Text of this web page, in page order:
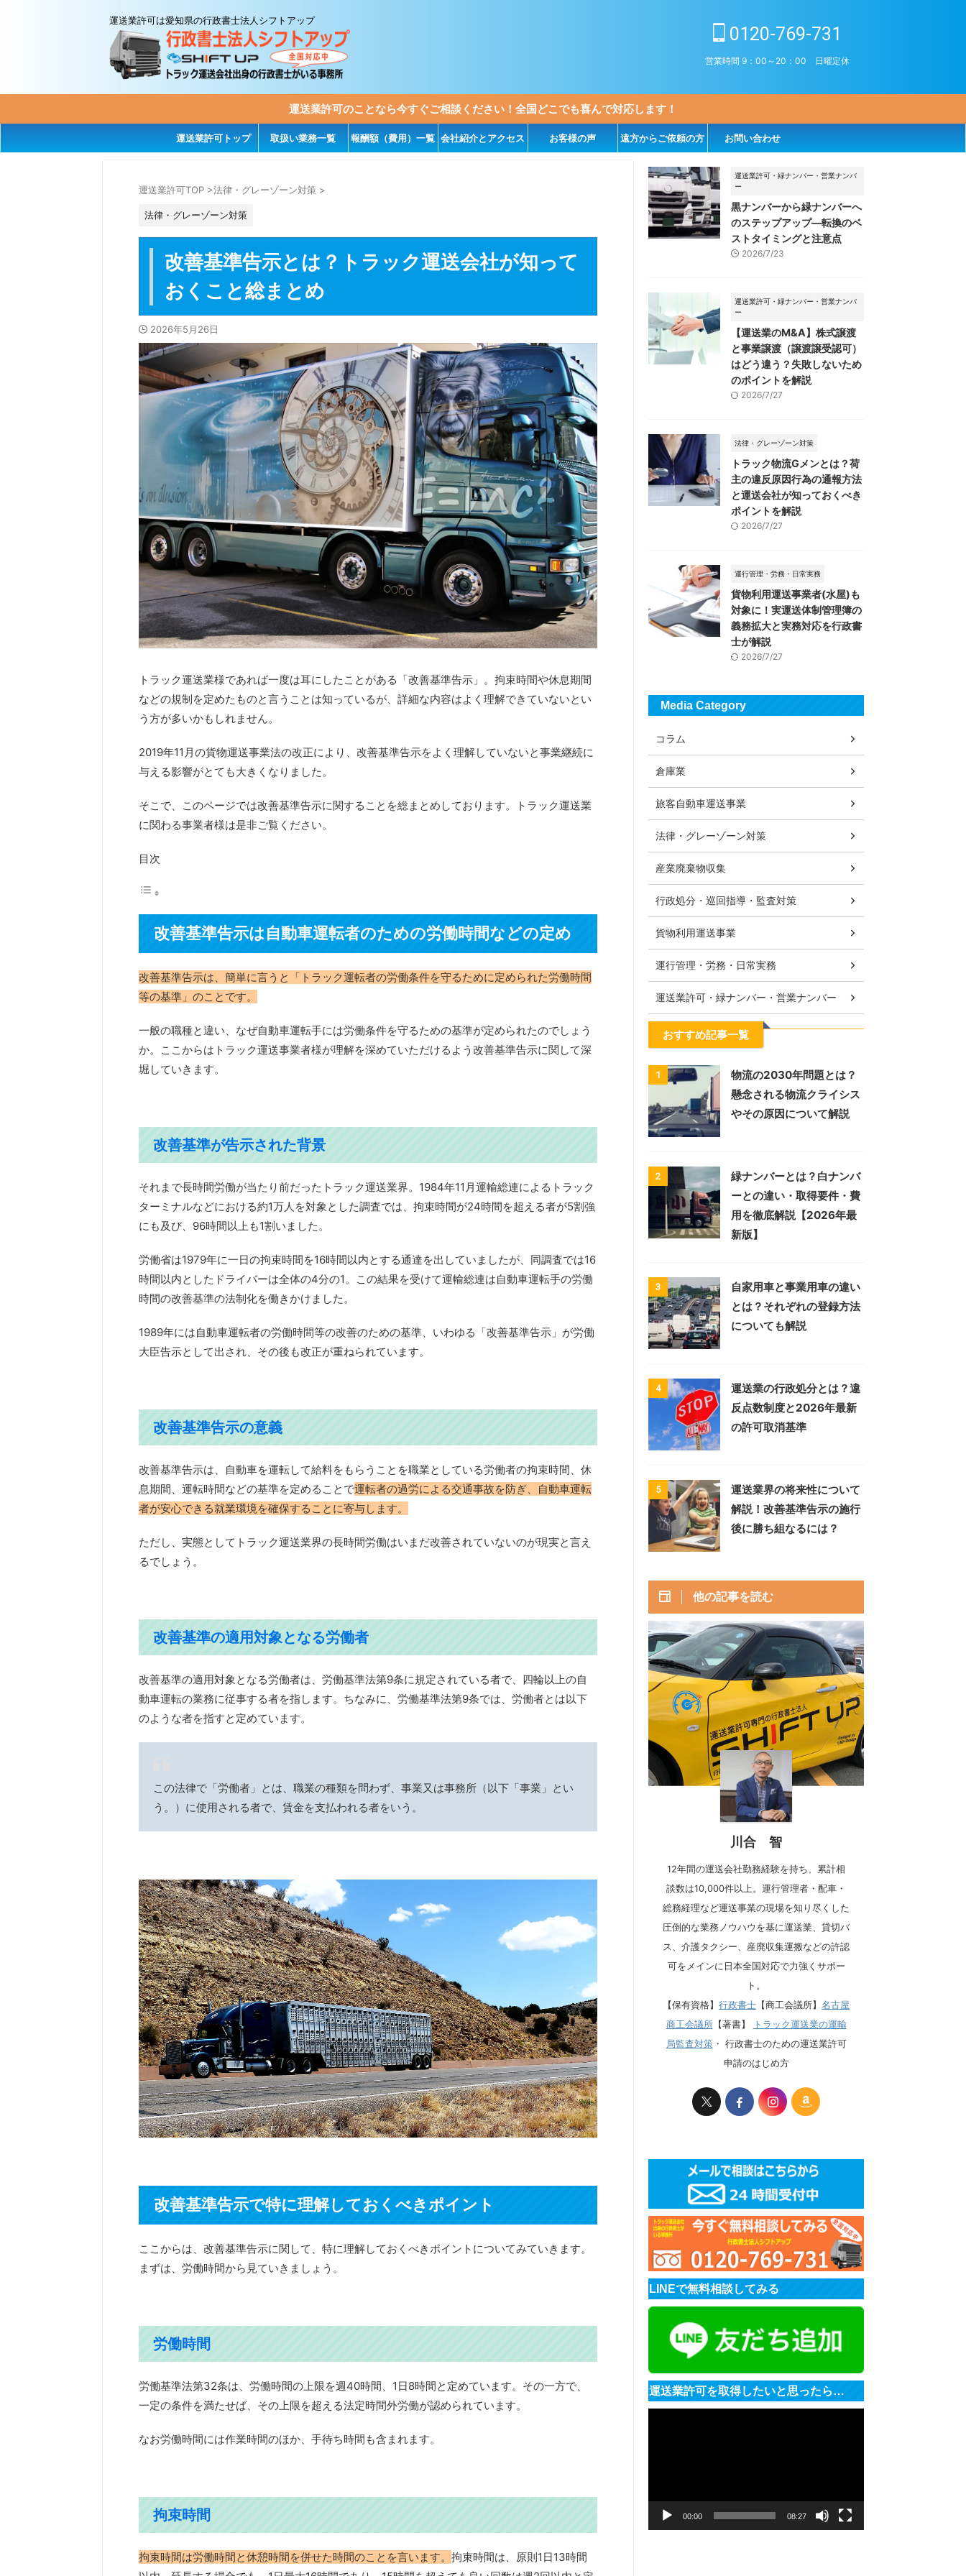
運送業許可は愛知県の行政書士法人シフトアップ
0120-769-731
営業時間 9：00～20：00 日曜定休
運送業許可のことなら今すぐご相談ください！全国どこでも喜んで対応します！
運送業許可トップ 取扱い業務一覧 報酬額（費用）一覧 会社紹介とアクセス お客様の声 遠方からご依頼の方 お問い合わせ
運送業許可TOP >法律・グレーゾーン対策 >
法律・グレーゾーン対策
改善基準告示とは？トラック運送会社が知って
おくこと総まとめ
2026年5月26日
トラック運送業様であれば一度は耳にしたことがある「改善基準告示」。拘束時間や休息期間
などの規制を定めたものと言うことは知っているが、詳細な内容はよく理解できていないとい
う方が多いかもしれません。
2019年11月の貨物運送事業法の改正により、改善基準告示をよく理解していないと事業継続に
与える影響がとても大きくなりました。
そこで、このページでは改善基準告示に関することを総まとめしております。トラック運送業
に関わる事業者様は是非ご覧ください。
目次
改善基準告示は自動車運転者のための労働時間などの定め
改善基準告示は、簡単に言うと「トラック運転者の労働条件を守るために定められた労働時間
等の基準」のことです。
一般の職種と違い、なぜ自動車運転手には労働条件を守るための基準が定められたのでしょう
か。ここからはトラック運送事業者様が理解を深めていただけるよう改善基準告示に関して深
堀していきます。
改善基準が告示された背景
それまで長時間労働が当たり前だったトラック運送業界。1984年11月運輸総連によるトラック
ターミナルなどにおける約1万人を対象とした調査では、拘束時間が24時間を超える者が5割強
にも及び、96時間以上も1割いました。
労働省は1979年に一日の拘束時間を16時間以内とする通達を出していましたが、同調査では16
時間以内としたドライバーは全体の4分の1。この結果を受けて運輸総連は⾃動⾞運転⼿の労働
時間の改善基準の法制化を働きかけました。
1989年には自動車運転者の労働時間等の改善のための基準、いわゆる「改善基準告示」が労働
大臣告示として出され、その後も改正が重ねられています。
改善基準告示の意義
改善基準告示は、自動車を運転して給料をもらうことを職業としている労働者の拘束時間、休
息期間、運転時間などの基準を定めることで運転者の過労による交通事故を防ぎ、自動車運転
者が安心できる就業環境を確保することに寄与します。
ただし、実態としてトラック運送業界の長時間労働はいまだ改善されていないのが現実と言え
るでしょう。
改善基準の適用対象となる労働者
改善基準の適用対象となる労働者は、労働基準法第9条に規定されている者で、四輪以上の自
動車運転の業務に従事する者を指します。ちなみに、労働基準法第9条では、労働者とは以下
のような者を指すと定めています。
この法律で「労働者」とは、職業の種類を問わず、事業又は事務所（以下「事業」とい
う。）に使用される者で、賃金を支払われる者をいう。
改善基準告示で特に理解しておくべきポイント
ここからは、改善基準告示に関して、特に理解しておくべきポイントについてみていきます。
まずは、労働時間から見ていきましょう。
労働時間
労働基準法第32条は、労働時間の上限を週40時間、1日8時間と定めています。その一方で、
一定の条件を満たせば、その上限を超える法定時間外労働が認められています。
なお労働時間には作業時間のほか、手待ち時間も含まれます。
拘束時間
拘束時間は労働時間と休憩時間を併せた時間のことを言います。 拘束時間は、原則1日13時間
運送業許可・緑ナンバー・営業ナンバ
ー
黒ナンバーから緑ナンバーへ
のステップアップ―転換のベ
ストタイミングと注意点
2026/7/23
運送業許可・緑ナンバー・営業ナンバ
ー
【運送業のM&A】株式譲渡
と事業譲渡（譲渡譲受認可）
はどう違う？失敗しないため
のポイントを解説
2026/7/27
法律・グレーゾーン対策
トラック物流Gメンとは？荷
主の違反原因行為の通報方法
と運送会社が知っておくべき
ポイントを解説
2026/7/27
運行管理・労務・日常実務
貨物利用運送事業者(水屋)も
対象に！実運送体制管理簿の
義務拡大と実務対応を行政書
士が解説
2026/7/27
Media Category
コラム
倉庫業
旅客自動車運送事業
法律・グレーゾーン対策
産業廃棄物収集
行政処分・巡回指導・監査対策
貨物利用運送事業
運行管理・労務・日常実務
運送業許可・緑ナンバー・営業ナンバー
おすすめ記事一覧
1
物流の2030年問題とは？
懸念される物流クライシス
やその原因について解説
2
緑ナンバーとは？白ナンバ
ーとの違い・取得要件・費
用を徹底解説【2026年最
新版】
3
自家用車と事業用車の違い
とは？それぞれの登録方法
についても解説
4
運送業の行政処分とは？違
反点数制度と2026年最新
の許可取消基準
5
運送業界の将来性について
解説！改善基準告示の施行
後に勝ち組なるには？
他の記事を読む
川合 智
12年間の運送会社勤務経験を持ち、累計相
談数は10,000件以上。運行管理者・配車・
総務経理など運送事業の現場を知り尽くした
圧倒的な業務ノウハウを基に運送業、貸切バ
ス、介護タクシー、産廃収集運搬などの許認
可をメインに日本全国対応で力強くサポー
ト。
【保有資格】 行政書士 【商工会議所】 名古屋
商工会議所【著書】
トラック運送業の運輸
局監査対策・ 行政書士のための運送業許可
申請のはじめ方
LINEで無料相談してみる
運送業許可を取得したいと思ったら…
00:00 08:27